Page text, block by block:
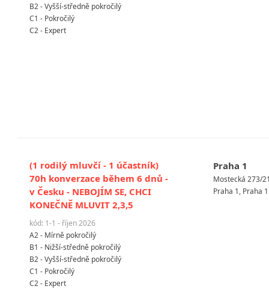
B2 - Vyšší-středně pokročilý
C1 - Pokročilý
C2 - Expert
(1 rodilý mluvčí - 1 účastník)
70h konverzace během 6 dnů -
v Česku - NEBOJÍM SE, CHCI
KONEČNĚ MLUVIT 2,3,5
kód: 1-1 - říjen 2026
A2 - Mírně pokročilý
B1 - Nižší-středně pokročilý
B2 - Vyšší-středně pokročilý
C1 - Pokročilý
C2 - Expert
Praha 1
Mostecká 273/
Praha 1, Praha 1